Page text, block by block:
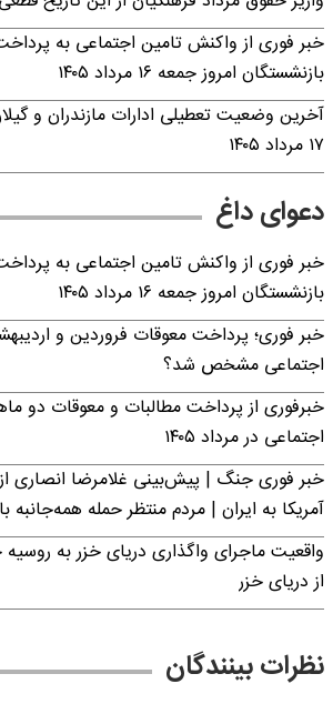
خبر فوری از واکنش تامین اجتماعی به
بازنشستگان امروز جمعه ۱۶ مرداد ۱۴۰۵
آخرین وضعیت تعطیلی ادارات مازندران و
۱۷ مرداد ۱۴۰۵
دعوای داغ
خبر فوری از واکنش تامین اجتماعی به
بازنشستگان امروز جمعه ۱۶ مرداد ۱۴۰۵
خبر فوری؛ پرداخت معوقات فروردین و
اجتماعی مشخص شد؟
خبرفوری از پرداخت مطالبات و معوقات دو
اجتماعی در مرداد ۱۴۰۵
خبر فوری جنگ | پیش‌بینی غلامرضا انصاری
آمریکا به ایران | مردم منتظر حمله همه‌جانبه
واقعیت ماجرای واگذاری دریای خزر به
از دریای خزر
نظرات بینندگان